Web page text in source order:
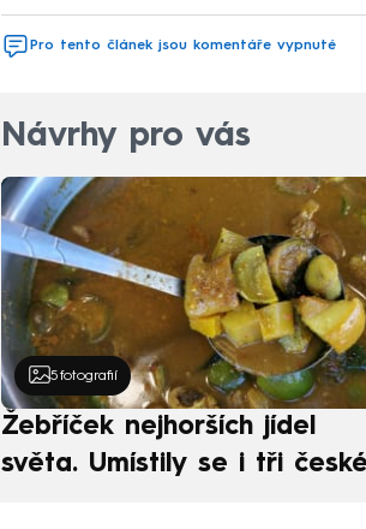
Pro tento článek jsou komentáře vypnuté
Návrhy pro vás
5 fotografií
Žebříček nejhorších jídel
světa. Umístily se i tři české